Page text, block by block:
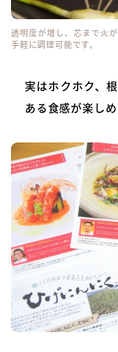
透明度が増し、芯まで火
手軽に調理可能です。
実はホクホク、
ある食感が楽しめ